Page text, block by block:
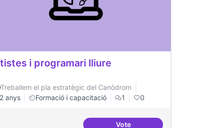
i programari lliure
Treballem el pla estratègic del Canòdrom
2 anys
Formació i capacitació 1 0
Vote